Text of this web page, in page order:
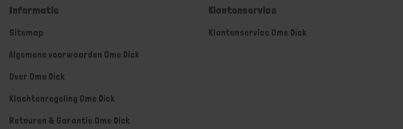
Informatie
Sitemap
Algemene voorwaarden Ome Dick
Over Ome Dick
Klachtenregeling Ome Dick
Retouren & Garantie Ome Dick
Klantenservice
Klantenservice Ome Dick